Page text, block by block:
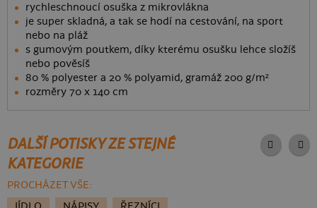
rychleschnoucí osuška z mikrovlákna
je super skladná, a tak se hodí na cestování, na sport
nebo na pláž
s gumovým poutkem, díky kterému osušku lehce složíš
nebo pověsíš
80 % polyester a 20 % polyamid, gramáž 200 g/m²
rozměry 70 x 140 cm
DALŠÍ POTISKY ZE STEJNÉ
KATEGORIE
PROCHÁZET VŠE: